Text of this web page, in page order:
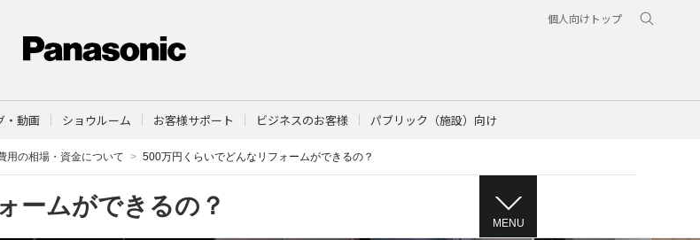
個人向けトップ
・動画 ショウルーム お客様サポート ビジネスのお客様 パブリック（施設）向け
用の相場・資金について 500万円くらいでどんなリフォームができるの？
ームができるの？
MENU